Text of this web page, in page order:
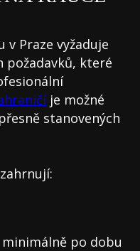
Praze vyžaduje
požadavků, které
je možné
stanovených
po dobu